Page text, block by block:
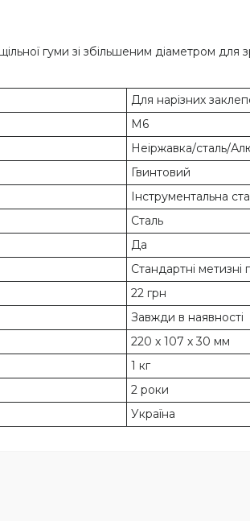
гуми зі збільшеним діаметром для
Для нарізних
M6
Неіржавка/сталь/
Гвинтовий
Інструментальна
Сталь
Да
Стандартні метизні
22 грн
Завжди в наявності
220 х 107 х 30 мм
1 кг
2 роки
Україна